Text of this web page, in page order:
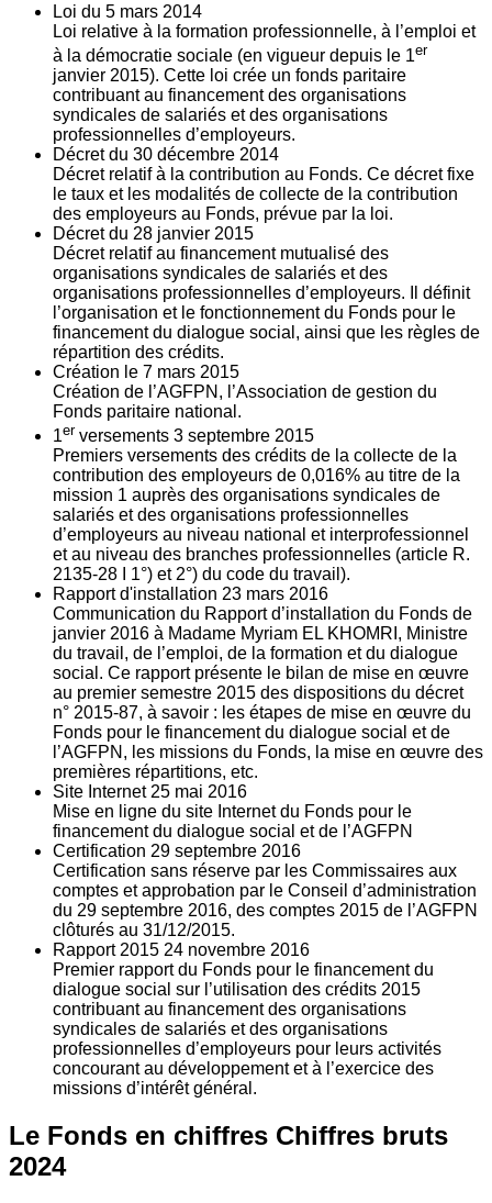
Loi du 5 mars 2014
Loi relative à la formation professionnelle, à l’emploi et
à la démocratie sociale (en vigueur depuis le 1er
janvier 2015). Cette loi crée un fonds paritaire
contribuant au financement des organisations
syndicales de salariés et des organisations
professionnelles d’employeurs.
Décret du 30 décembre 2014
Décret relatif à la contribution au Fonds. Ce décret fixe
le taux et les modalités de collecte de la contribution
des employeurs au Fonds, prévue par la loi.
Décret du 28 janvier 2015
Décret relatif au financement mutualisé des
organisations syndicales de salariés et des
organisations professionnelles d’employeurs. Il définit
l’organisation et le fonctionnement du Fonds pour le
financement du dialogue social, ainsi que les règles de
répartition des crédits.
Création le 7 mars 2015
Création de l’AGFPN, l’Association de gestion du
Fonds paritaire national.
1er versements 3 septembre 2015
Premiers versements des crédits de la collecte de la
contribution des employeurs de 0,016% au titre de la
mission 1 auprès des organisations syndicales de
salariés et des organisations professionnelles
d’employeurs au niveau national et interprofessionnel
et au niveau des branches professionnelles (article R.
2135‐28 I 1°) et 2°) du code du travail).
Rapport d'installation 23 mars 2016
Communication du Rapport d’installation du Fonds de
janvier 2016 à Madame Myriam EL KHOMRI, Ministre
du travail, de l’emploi, de la formation et du dialogue
social. Ce rapport présente le bilan de mise en œuvre
au premier semestre 2015 des dispositions du décret
n° 2015-87, à savoir : les étapes de mise en œuvre du
Fonds pour le financement du dialogue social et de
l’AGFPN, les missions du Fonds, la mise en œuvre des
premières répartitions, etc.
Site Internet 25 mai 2016
Mise en ligne du site Internet du Fonds pour le
financement du dialogue social et de l’AGFPN
Certification 29 septembre 2016
Certification sans réserve par les Commissaires aux
comptes et approbation par le Conseil d’administration
du 29 septembre 2016, des comptes 2015 de l’AGFPN
clôturés au 31/12/2015.
Rapport 2015 24 novembre 2016
Premier rapport du Fonds pour le financement du
dialogue social sur l’utilisation des crédits 2015
contribuant au financement des organisations
syndicales de salariés et des organisations
professionnelles d’employeurs pour leurs activités
concourant au développement et à l’exercice des
missions d’intérêt général.
Le Fonds en chiffres Chiffres bruts
2024